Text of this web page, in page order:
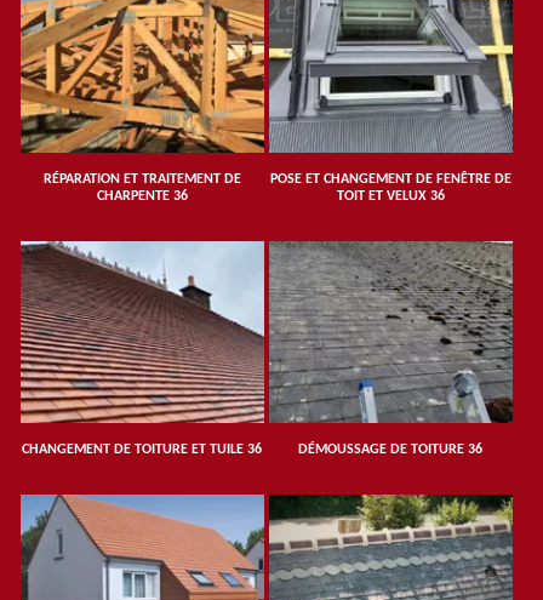
RÉPARATION ET TRAITEMENT DE
CHARPENTE 36
POSE ET CHANGEMENT DE FENÊTRE DE
TOIT ET VELUX 36
CHANGEMENT DE TOITURE ET TUILE 36 DÉMOUSSAGE DE TOITURE 36